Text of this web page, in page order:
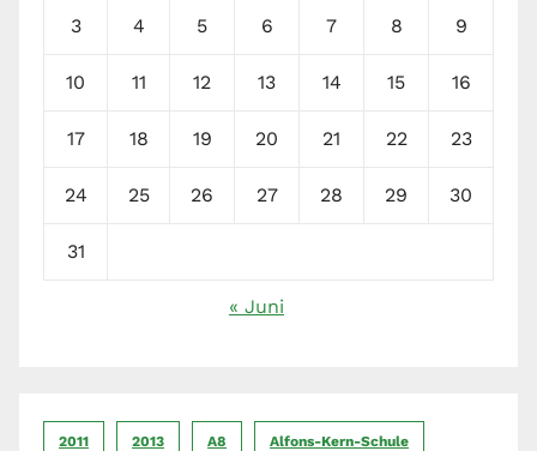
3 4 5 6 7 8 9
10 11 12 13 14 15 16
17 18 19 20 21 22 23
24 25 26 27 28 29 30
31
« Juni
2011 2013 A8 Alfons-Kern-Schule